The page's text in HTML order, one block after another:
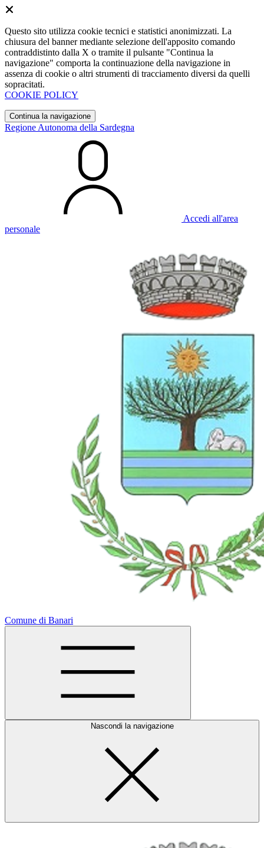
Questo sito utilizza cookie tecnici e statistici anonimizzati. La
chiusura del banner mediante selezione dell'apposito comando
contraddistinto dalla X o tramite il pulsante "Continua la
navigazione" comporta la continuazione della navigazione in
assenza di cookie o altri strumenti di tracciamento diversi da quelli
sopracitati.
COOKIE POLICY
Continua la navigazione
Regione Autonoma della Sardegna
Accedi all'area
personale
Comune di Banari
Nascondi la navigazione